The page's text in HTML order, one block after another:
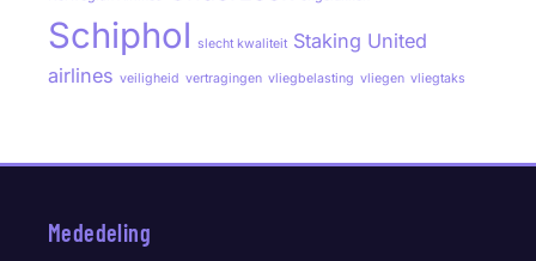
Schiphol slecht kwaliteit Staking United
airlines veiligheid vertragingen vliegbelasting vliegen vliegtaks
Mededeling